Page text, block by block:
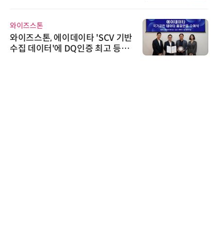
디에스앤지, 'AI EXPO KOREA 20
26' 참가 성료… AI 전 생애주기 아